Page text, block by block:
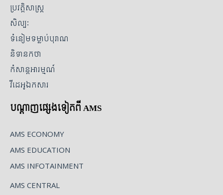
ប្រវត្តិសាស្ត្រ
សិល្បៈ
ទំនៀមទម្លាប់បុរាណ
និទានកថា
កំសាន្តអារម្មណ៍
វីដេអូឯកសារ
បណ្ដាញផ្សេងទៀតពី AMS
AMS ECONOMY
AMS EDUCATION
AMS INFOTAINMENT
AMS CENTRAL